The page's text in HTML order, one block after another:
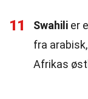
11 Swahili er
fra
Afrikas